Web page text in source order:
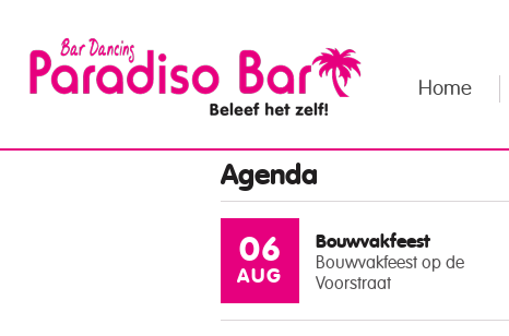
Home
Agenda
06
AUG
Bouwvakfeest
Bouwvakfeest op de
Voorstraat